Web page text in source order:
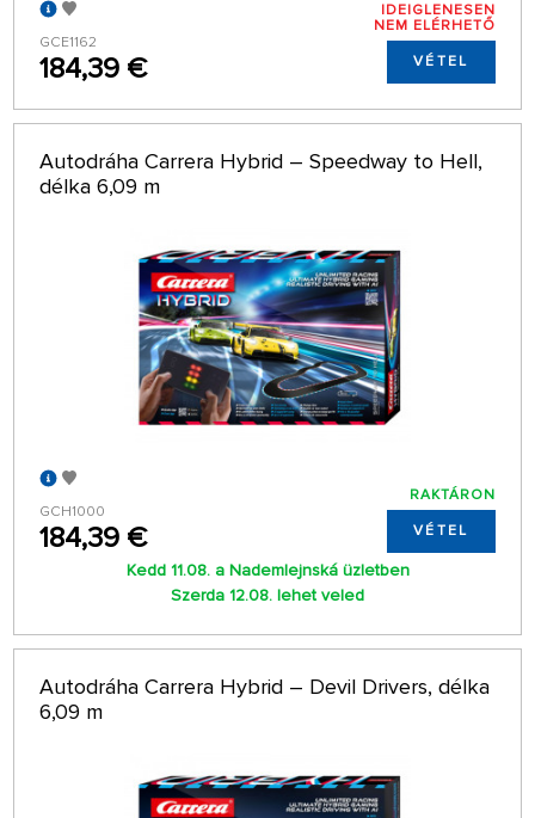
GCE1162
184,39 €
IDEIGLENESEN
NEM ELÉRHETŐ
VÉTEL
Autodráha Carrera Hybrid – Speedway to Hell,
délka 6,09 m
GCH1000
184,39 €
RAKTÁRON
VÉTEL
Kedd 11.08. a Nademlejnská üzletben
Szerda 12.08. lehet veled
Autodráha Carrera Hybrid – Devil Drivers, délka
6,09 m